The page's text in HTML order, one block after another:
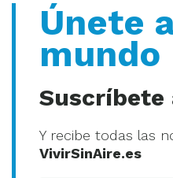
Únete
mundo
Suscríbete
Y recibe todas las
VivirSinAire.es